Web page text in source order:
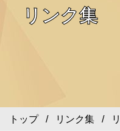
リンク集
トップ/ リンク集 / リ